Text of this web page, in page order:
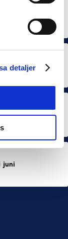
detaljer
juni summeras
juni
juni